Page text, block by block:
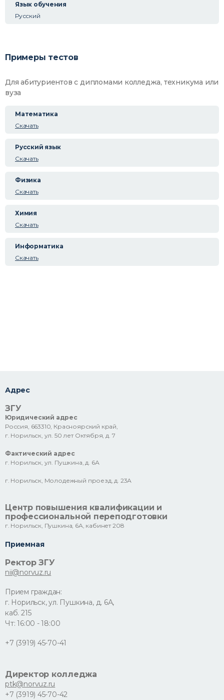
Язык обучения
Русский
Примеры тестов
Для абитуриентов с дипломами колледжа, техникума или
вуза
Математика
Скачать
Русский язык
Скачать
Физика
Скачать
Химия
Скачать
Информатика
Скачать
Адрес
ЗГУ
Юридический адрес
Россия, 663310, Красноярский край,
г. Норильск, ул. 50 лет Октября, д. 7
Фактический адрес
г. Норильск, ул. Пушкина, д. 6А
г. Норильск, Молодежный проезд, д. 23А
Центр повышения квалификации и
профессиональной переподготовки
г. Норильск, Пушкина, 6А, кабинет 208
Приемная
Ректор ЗГУ
nii@norvuz.ru
Прием граждан:
г. Норильск, ул. Пушкина, д. 6А,
каб. 215
Чт: 16:00 - 18:00
+7 (3919) 45-70-41
Директор колледжа
ptk@norvuz.ru
+7 (3919) 45-70-42